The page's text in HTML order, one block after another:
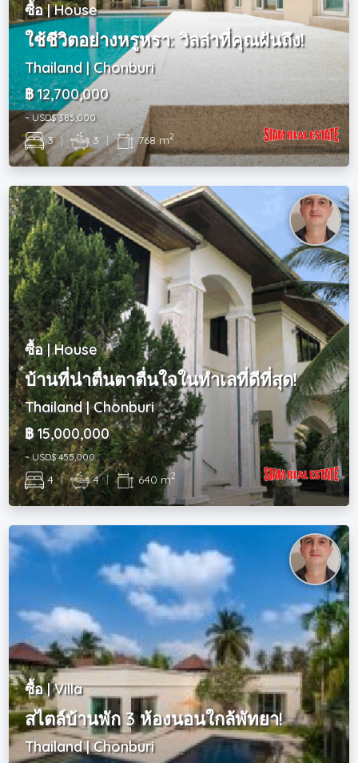
ซื้อ | House
ใช้ชีวิตอย่างหรูหรา: วิลล่าที่คุณฝันถึง!
Thailand | Chonburi
฿ 12,700,000
~ USD$ 385,000
3 | 3 | 768 m2
ซื้อ | House
บ้านที่น่าตื่นตาตื่นใจในทำเลที่ดีที่สุด!
Thailand | Chonburi
฿ 15,000,000
~ USD$ 455,000
4 | 4 | 640 m2
ซื้อ | Villa
สไตล์บ้านพัก 3 ห้องนอนใกล้พัทยา!
Thailand | Chonburi